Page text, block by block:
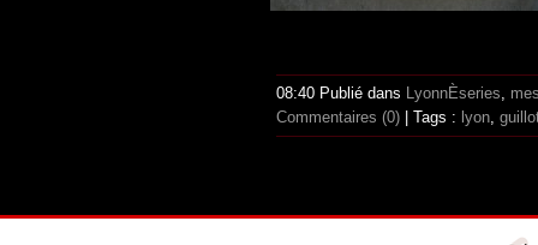
08:40 Publié dans LyonnÈseries
Commentaires (0) | Tags : lyon